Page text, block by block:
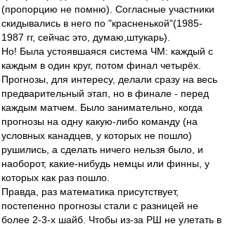
(пропорцию не помню). Согласные участники
скидывались в него по "красненькой"(1985-
1987 гг, сейчас это, думаю,штукарь).
Но! Была устоявшаяся система ЧМ: каждый с
каждым в один круг, потом финал четырёх.
Прогнозы, для интересу, делали сразу на весь
предварительный этап, но в финале - перед
каждым матчем. Было занимательно, когда
прогнозы на одну какую-либо команду (на
условных канадцев, у которых не пошло)
рушились, а сделать ничего нельзя было, и
наоборот, какие-нибудь немцы или финны, у
которых как раз пошло.
Правда, раз математика присутствует,
постепенно прогнозы стали с разницей не
более 2-3-х шайб. Чтобы из-за РШ не улетать в